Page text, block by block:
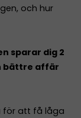
och hur
sparar dig 2
bättre affär
för att få låga